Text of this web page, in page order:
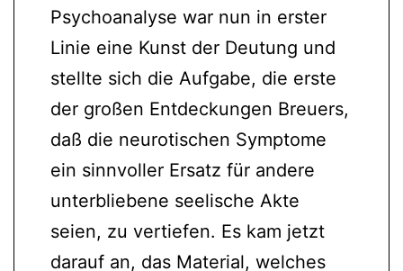
Psychoanalyse war nun in erster
Linie eine Kunst der Deutung und
stellte sich die Aufgabe, die erste
der großen Entdeckungen Breuers,
daß die neurotischen Symptome
ein sinnvoller Ersatz für andere
unterbliebene seelische Akte
seien, zu vertiefen. Es kam jetzt
darauf an, das Material, welches